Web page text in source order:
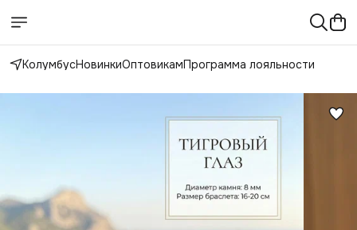
КолумбусНовинкиОптовикамПрограмма лояльности